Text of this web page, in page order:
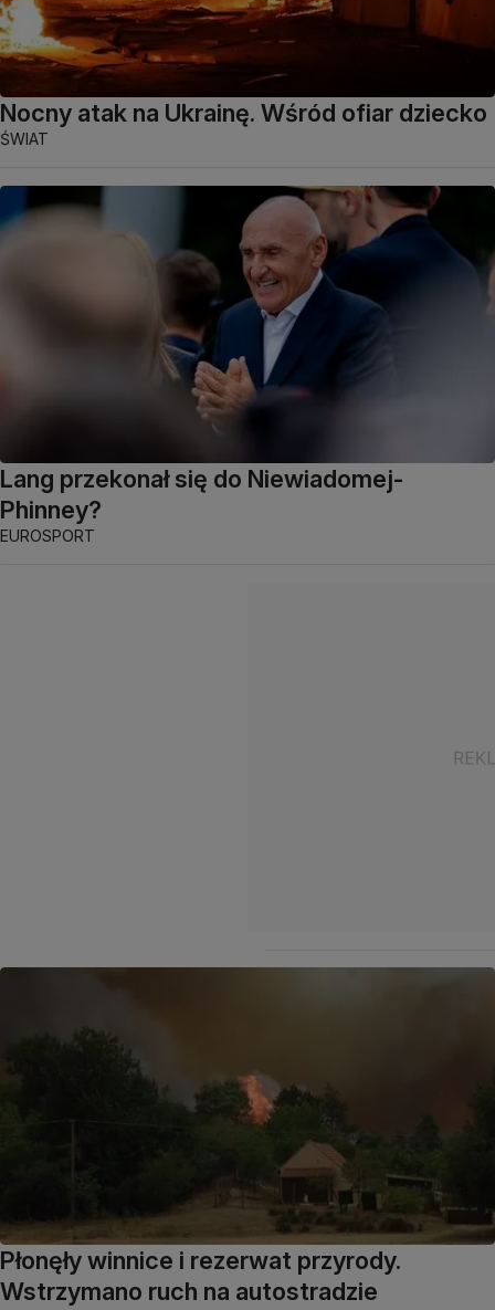
Nocny atak na Ukrainę. Wśród ofiar dziecko
ŚWIAT
Lang przekonał się do Niewiadomej-
Phinney?
EUROSPORT
Płonęły winnice i rezerwat przyrody.
Wstrzymano ruch na autostradzie